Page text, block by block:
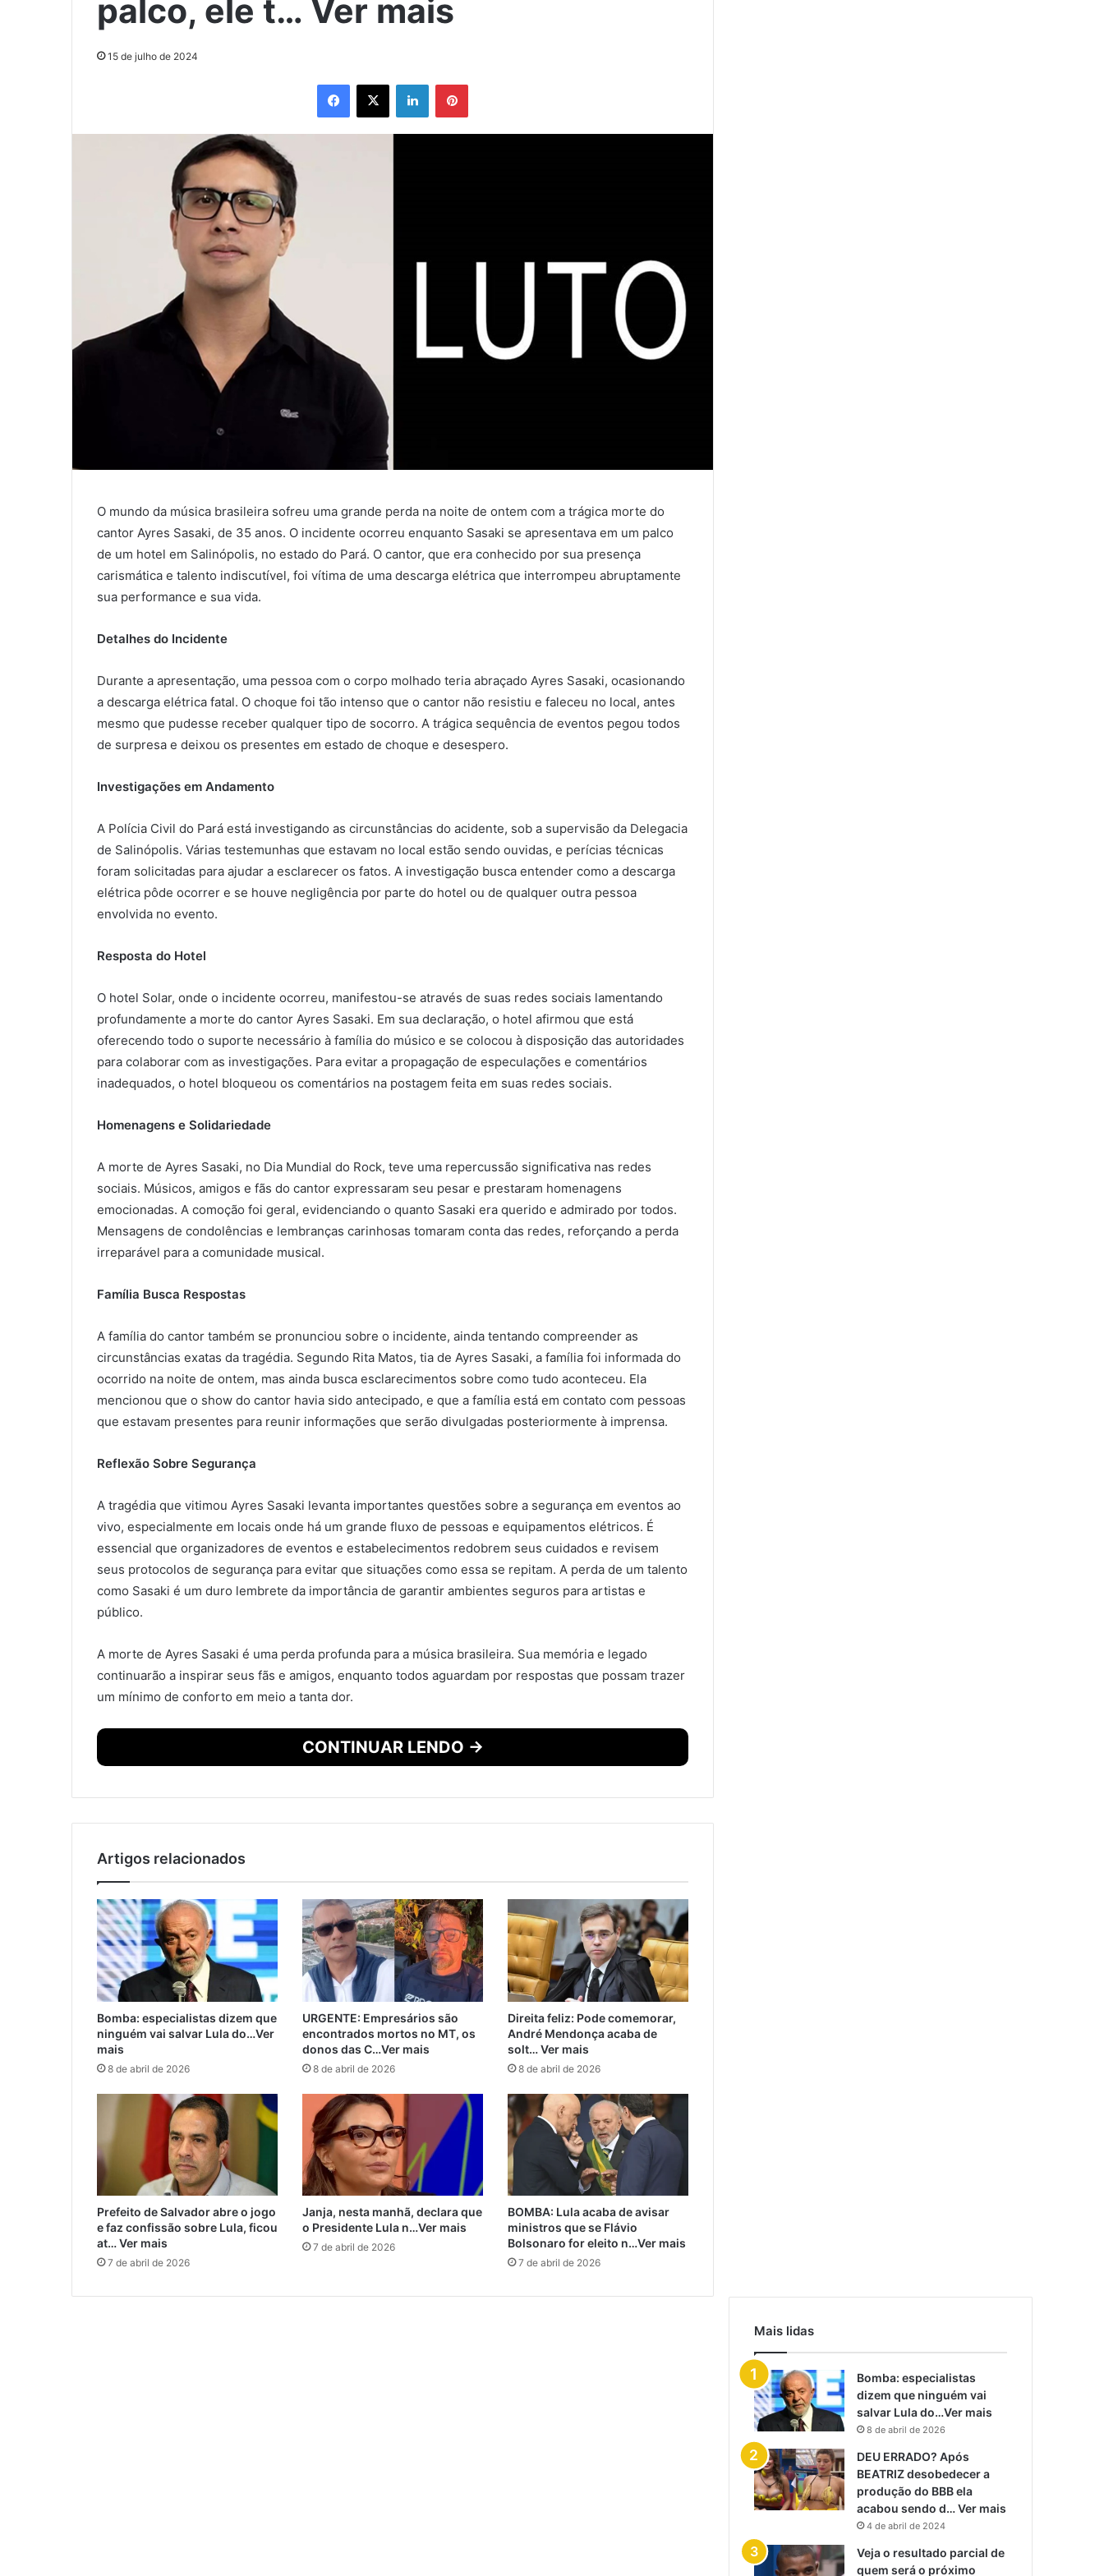
palco, ele t… Ver mais
15 de julho de 2024
Facebook
X LinkedinPinterest
O mundo da música brasileira sofreu uma grande perda na noite de ontem com a trágica morte do
cantor Ayres Sasaki, de 35 anos. O incidente ocorreu enquanto Sasaki se apresentava em um palco
de um hotel em Salinópolis, no estado do Pará. O cantor, que era conhecido por sua presença
carismática e talento indiscutível, foi vítima de uma descarga elétrica que interrompeu abruptamente
sua performance e sua vida.
Detalhes do Incidente
Durante a apresentação, uma pessoa com o corpo molhado teria abraçado Ayres Sasaki, ocasionando
a descarga elétrica fatal. O choque foi tão intenso que o cantor não resistiu e faleceu no local, antes
mesmo que pudesse receber qualquer tipo de socorro. A trágica sequência de eventos pegou todos
de surpresa e deixou os presentes em estado de choque e desespero.
Investigações em Andamento
A Polícia Civil do Pará está investigando as circunstâncias do acidente, sob a supervisão da Delegacia
de Salinópolis. Várias testemunhas que estavam no local estão sendo ouvidas, e perícias técnicas
foram solicitadas para ajudar a esclarecer os fatos. A investigação busca entender como a descarga
elétrica pôde ocorrer e se houve negligência por parte do hotel ou de qualquer outra pessoa
envolvida no evento.
Resposta do Hotel
O hotel Solar, onde o incidente ocorreu, manifestou-se através de suas redes sociais lamentando
profundamente a morte do cantor Ayres Sasaki. Em sua declaração, o hotel afirmou que está
oferecendo todo o suporte necessário à família do músico e se colocou à disposição das autoridades
para colaborar com as investigações. Para evitar a propagação de especulações e comentários
inadequados, o hotel bloqueou os comentários na postagem feita em suas redes sociais.
Homenagens e Solidariedade
A morte de Ayres Sasaki, no Dia Mundial do Rock, teve uma repercussão significativa nas redes
sociais. Músicos, amigos e fãs do cantor expressaram seu pesar e prestaram homenagens
emocionadas. A comoção foi geral, evidenciando o quanto Sasaki era querido e admirado por todos.
Mensagens de condolências e lembranças carinhosas tomaram conta das redes, reforçando a perda
irreparável para a comunidade musical.
Família Busca Respostas
A família do cantor também se pronunciou sobre o incidente, ainda tentando compreender as
circunstâncias exatas da tragédia. Segundo Rita Matos, tia de Ayres Sasaki, a família foi informada do
ocorrido na noite de ontem, mas ainda busca esclarecimentos sobre como tudo aconteceu. Ela
mencionou que o show do cantor havia sido antecipado, e que a família está em contato com pessoas
que estavam presentes para reunir informações que serão divulgadas posteriormente à imprensa.
Reflexão Sobre Segurança
A tragédia que vitimou Ayres Sasaki levanta importantes questões sobre a segurança em eventos ao
vivo, especialmente em locais onde há um grande fluxo de pessoas e equipamentos elétricos. É
essencial que organizadores de eventos e estabelecimentos redobrem seus cuidados e revisem
seus protocolos de segurança para evitar que situações como essa se repitam. A perda de um talento
como Sasaki é um duro lembrete da importância de garantir ambientes seguros para artistas e
público.
A morte de Ayres Sasaki é uma perda profunda para a música brasileira. Sua memória e legado
continuarão a inspirar seus fãs e amigos, enquanto todos aguardam por respostas que possam trazer
um mínimo de conforto em meio a tanta dor.
CONTINUAR LENDO →
Artigos relacionados
Bomba: especialistas dizem que
ninguém vai salvar Lula do…Ver
mais
8 de abril de 2026
URGENTE: Empresários são
encontrados mortos no MT, os
donos das C…Ver mais
8 de abril de 2026
Direita feliz: Pode comemorar,
André Mendonça acaba de
solt… Ver mais
8 de abril de 2026
Prefeito de Salvador abre o jogo
e faz confissão sobre Lula, ficou
at… Ver mais
7 de abril de 2026
Janja, nesta manhã, declara que
o Presidente Lula n…Ver mais
7 de abril de 2026
BOMBA: Lula acaba de avisar
ministros que se Flávio
Bolsonaro for eleito n…Ver mais
7 de abril de 2026
Mais lidas
Bomba: especialistas
dizem que ninguém vai
salvar Lula do…Ver mais
8 de abril de 2026
DEU ERRADO? Após
BEATRIZ desobedecer a
produção do BBB ela
acabou sendo d… Ver mais
4 de abril de 2024
Veja o resultado parcial de
quem será o próximo